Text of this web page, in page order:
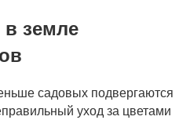
земле
садовых подвергаются
уход за цветами